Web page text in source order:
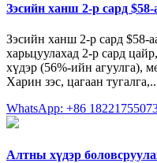
Зэсийн ханш 2-р сард
Зэсийн ханш 2-р сард $58-
харьцуулахад 2-р сард
хүдэр (56%-ийн агуулга),
Харин зэс, цагаан
WhatsApp: +86
Алтны хүдэр